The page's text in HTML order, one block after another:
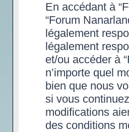
En accédant à
“Forum
légalement
légalement
et/ou accéder à
n’importe quel
bien que nous
si vous
modifications
des conditions